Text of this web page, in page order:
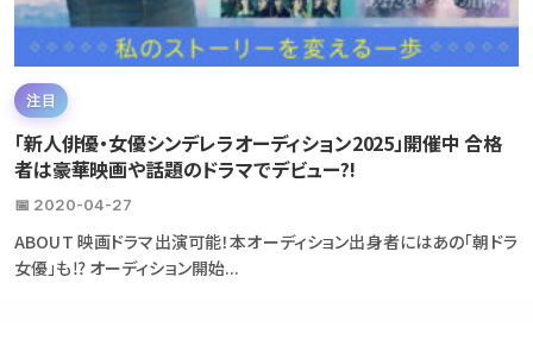
注目
「新人俳優・女優シンデレラオーディション2025」開催中 合格
者は豪華映画や話題のドラマでデビュー?!
📅 2020-04-27
ABOUT 映画ドラマ出演可能！本オーディション出身者にはあの「朝ドラ
女優」も⁉ オーディション開始...